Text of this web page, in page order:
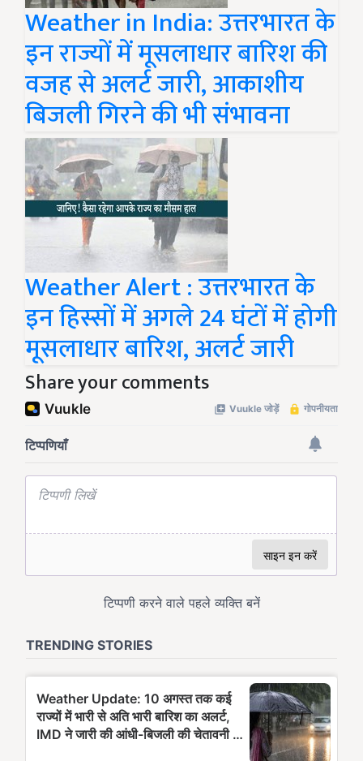
Weather in India: उत्तरभारत के
इन राज्यों में मूसलाधार बारिश की
वजह से अलर्ट जारी, आकाशीय
बिजली गिरने की भी संभावना
Weather Alert : उत्तरभारत के
इन हिस्सों में अगले 24 घंटों में होगी
मूसलाधार बारिश, अलर्ट जारी
Share your comments